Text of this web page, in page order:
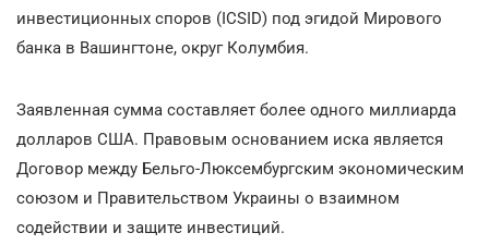
инвестиционных споров (ICSID) под эгидой Мирового
банка в Вашингтоне, округ Колумбия.
Заявленная сумма составляет более одного миллиарда
долларов США. Правовым основанием иска является
Договор между Бельго-Люксембургским экономическим
союзом и Правительством Украины о взаимном
содействии и защите инвестиций.